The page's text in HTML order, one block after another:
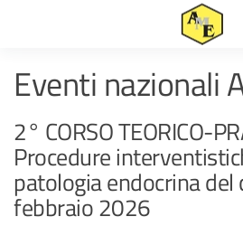
Eventi nazionali
2° CORSO TEORICO-
Procedure
patologia endocrina
febbraio 2026